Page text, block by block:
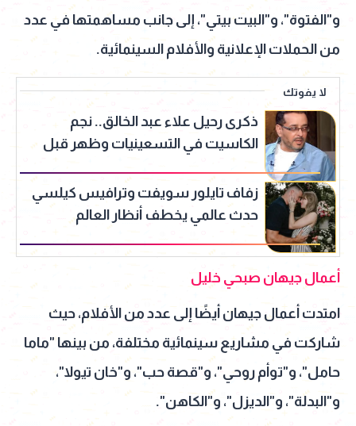
و"الفتوة"، و"البيت بيتي"، إلى جانب مساهمتها في عدد
من الحملات الإعلانية والأفلام السينمائية.
لا يفوتك
ذكرى رحيل علاء عبد الخالق.. نجم
الكاسيت في التسعينيات وظهر قبل
زفاف تايلور سويفت وترافيس كيلسي
حدث عالمي يخطف أنظار العالم
أعمال جيهان صبحي خليل
امتدت أعمال جيهان أيضًا إلى عدد من الأفلام، حيث
شاركت في مشاريع سينمائية مختلفة، من بينها "ماما
حامل"، و"توأم روحي"، و"قصة حب"، و"خان تيولا"،
و"البدلة"، و"الديزل"، و"الكاهن".